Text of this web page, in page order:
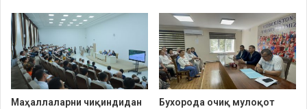
Маҳаллаларни чиқиндидан
Бухорода очиқ мулоқот